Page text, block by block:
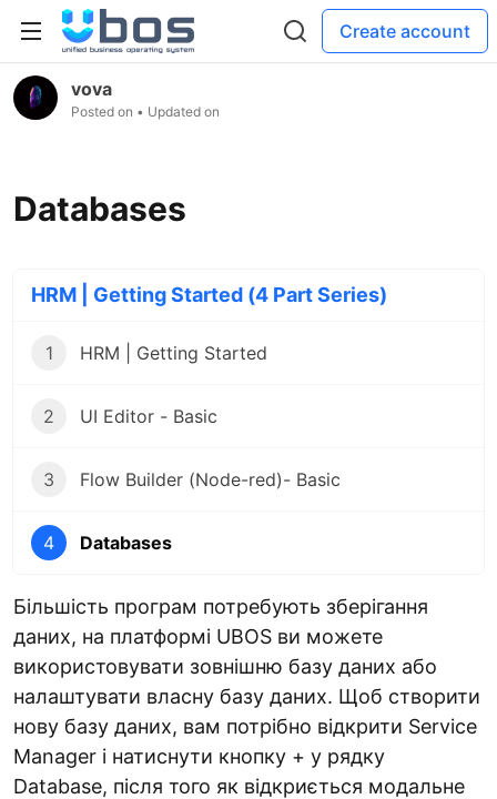
Create account
vova
Posted on • Updated on
Databases
HRM | Getting Started (4 Part Series)
1 HRM | Getting Started
2 UI Editor - Basic
3 Flow Builder (Node-red)- Basic
4 Databases
Більшість програм потребують зберігання
даних, на платформі UBOS ви можете
використовувати зовнішню базу даних або
налаштувати власну базу даних. Щоб створити
нову базу даних, вам потрібно відкрити Service
Manager і натиснути кнопку + у рядку
Database, після того як відкриється модальне